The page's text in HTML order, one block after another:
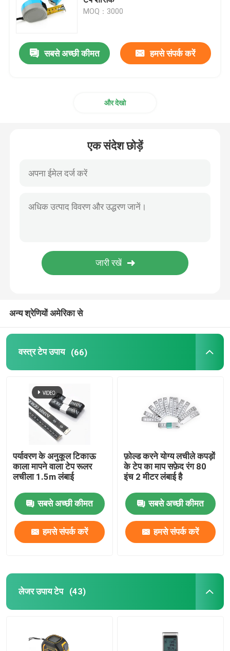
पशु वजन मापने टेप
सर्वेक्षण टेप उपाय
टेप उपाय घटक
MOQ：3000
सबसे अच्छी कीमत हमसे संपर्क करें
और देखो
एक संदेश छोड़ें
अन्य श्रेणियों अमेरिका से
वस्त्र टेप उपाय (66)
पर्यावरण के अनुकूल टिकाऊ
काला मापने वाला टेप रूलर
लचीला 1.5m लंबाई
सबसे अच्छी कीमत
हमसे संपर्क करें
फ़ोल्ड करने योग्य लचीले कपड़ों
के टेप का माप सफ़ेद रंग 80
इंच 2 मीटर लंबाई है
सबसे अच्छी कीमत
हमसे संपर्क करें
लेजर उपाय टेप (43)